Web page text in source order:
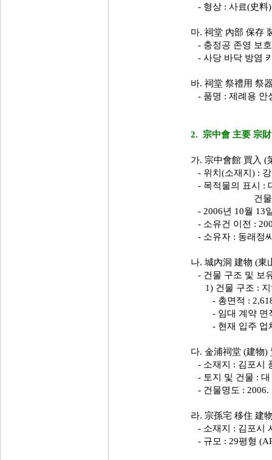
- 형상 : 사료(史料
마. 祠堂 內部 保存
- 충정공 존영 보
- 사당 바닥 방염
바. 祠堂 祭禮用 祭
- 품명 : 제례용 안
2. 宗中會 主要 宗
가. 宗中會館 買入 (
- 위치(소재지) :
- 목적물의 표시 :
건물(建物) ;
- 2006년 10월 13
- 소유건 이전 :
- 소유자 : 동래정
나. 城內洞 建物 (東
- 건물 구조 및 보
1) 건물 구조 : 지
- 총면적 :
- 임대 계약 면적
- 현재 입주 업체
다. 金浦祠堂 (建物)
- 소재지 : 김포시
- 토지 및 건물 : 대
- 건물명도 : 2006.
라. 宗孫宅 移住 建
- 소재지 : 김포시
- 규모 : 29평형